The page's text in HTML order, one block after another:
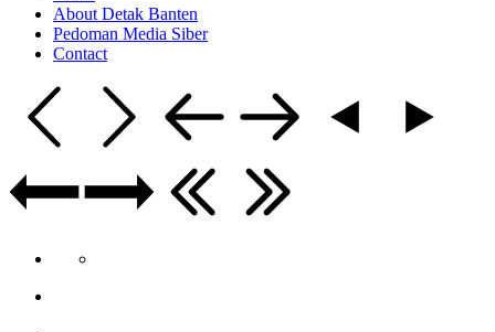
About Detak Banten
Pedoman Media Siber
Contact